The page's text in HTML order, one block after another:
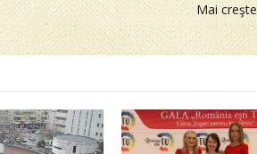
Mai